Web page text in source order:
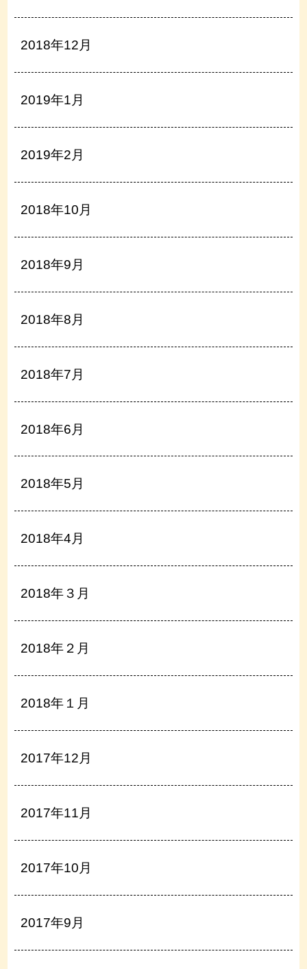
2018年12月
2019年1月
2019年2月
2018年10月
2018年9月
2018年8月
2018年7月
2018年6月
2018年5月
2018年4月
2018年３月
2018年２月
2018年１月
2017年12月
2017年11月
2017年10月
2017年9月